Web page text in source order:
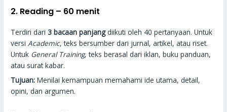
2. Reading – 60 menit
Terdiri dari3 bacaan panjangdiikuti oleh 40 pertanyaan. Untuk
versi Academic, teks bersumber dari jurnal, artikel, atau riset.
Untuk General Training, teks berasal dari iklan, buku panduan,
atau surat kabar.
Tujuan: Menilai kemampuan memahami ide utama, detail,
opini, dan argumen.